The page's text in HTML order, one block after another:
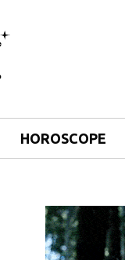
HOROSCOPE